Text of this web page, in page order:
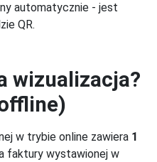
automatycznie - jest
QR.
wizualizacja?
w trybie online zawiera 1
faktury wystawionej w